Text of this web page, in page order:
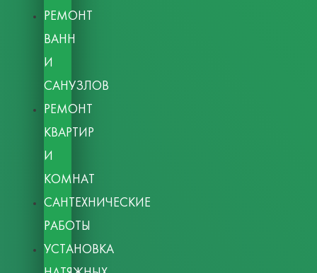
РЕМОНТ
ВАНН
И
САНУЗЛОВ
РЕМОНТ
КВАРТИР
И
КОМНАТ
САНТЕХНИЧЕСКИЕ
РАБОТЫ
УСТАНОВКА